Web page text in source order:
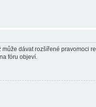
dávat rozšířené pravomoci
fóru objeví.